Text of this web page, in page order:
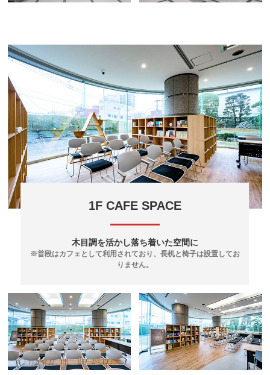
1F CAFE SPACE
木目調を活かし落ち着いた空間に
※普段はカフェとして利用されており、長机と椅子は設置してお
りません。